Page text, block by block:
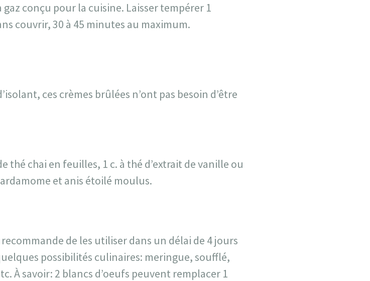
conçu pour la cuisine. Laisser tempérer 1
couvrir, 30 à 45 minutes au maximum.
ces crèmes brûlées n’ont pas besoin d’être
thé chai en feuilles, 1 c. à thé d’extrait de vanille ou
et anis étoilé moulus.
de les utiliser dans un délai de 4 jours
possibilités culinaires: meringue, soufflé,
À savoir: 2 blancs d’oeufs peuvent remplacer 1